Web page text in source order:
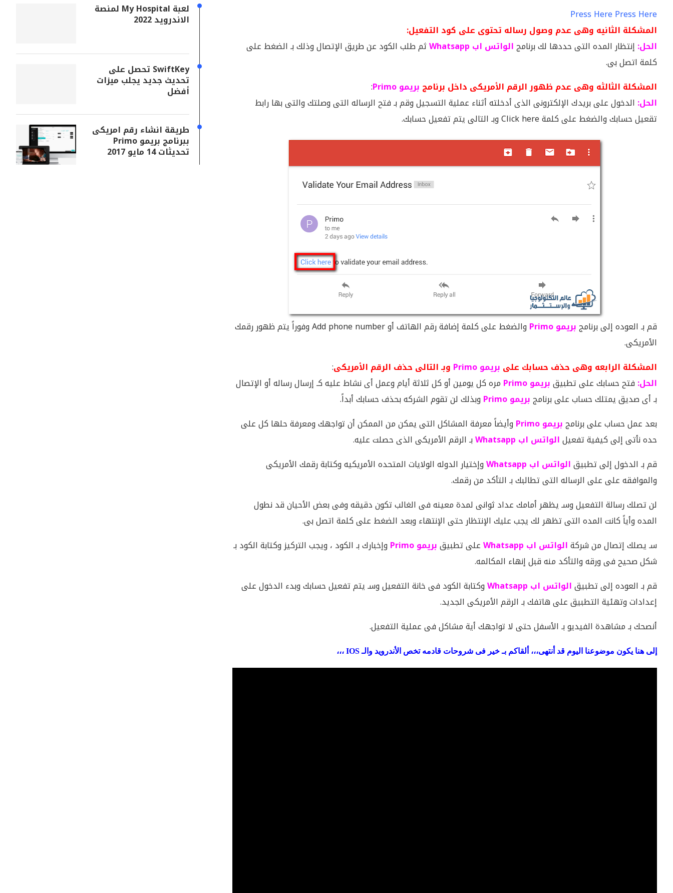
Press Here Press Here
المشكلة الثانيه وهى عدم وصول رساله تحتوى على كود التفعيل:
الحل: إنتظار المده التى حددها لك برنامجالواتس اب Whatsapp
ثم طلب الكود عن طريق الإتصال وذلك بـ الضغط على
كلمة اتصل بى.
المشكلة الثالثه وهى عدم ظهور الرقم الأمريكى داخل برنامج بريمو Primo
:
الحل: الدخول على بريدك الإلكترونى الذى أدخلته أثناء عملية التسجيل وقم بـ فتح الرساله التى وصلتك والتى بها رابط
تقعيل حسابك والضغط على كلمة Click here وبـ التالى يتم تفعيل حسابك.
قم بـ العوده إلى برنامجبريمو Primo
والضغط على كلمة إضافة رقم الهاتف أو Add phone number وفوراً يتم ظهور رقمك
الأمريكى.
المشكلة الرابعه وهى حذف حسابك على بريمو Primo وبـ التالى حذف الرقم الأمريكى:
الحل: فتح حسابك على تطبيقبريمو Primo
مره كل يومين أو كل ثلاثة أيام وعمل أى نشاط عليه كـ إرسال رساله أو الإتصال
بـ أى صديق يمتلك حساب على برنامجبريمو Primo
وبذلك لن تقوم الشركه بحذف حسابك أبداً.
بعد عمل حساب على برنامجبريمو Primo
وأيضاً معرفة المشاكل التى يمكن من الممكن أن تواجهك ومعرفة حلها كل على
حده نأتى إلى كيفية تفعيلالواتس اب Whatsapp
بـ الرقم الأمريكى الذى حصلت عليه.
قم بـ الدخول إلى تطبيقالواتس اب Whatsapp
وإختيار الدوله الولايات المتحده الأمريكيه وكتابة رقمك الأمريكى
والموافقه على على الرساله التى تطالبك بـ التأكد من رقمك.
لن تصلك رسالة التفعيل وسـ يظهر أمامك عداد ثوانى لمدة معينه فى الغالب تكون دقيقه وفى بعض الأحيان قد نطول
المده وأياً كانت المده التى تظهر لك يجب عليك الإنتظار حتى الإنتهاء وبعد الضغط على كلمة اتصل بى.
سـ يصلك إتصال من شركةالواتس اب Whatsapp على تطبيقبريمو Primo
وإخبارك بـ الكود ، ويجب التركيز وكتابة الكود بـ
شكل صحيح فى ورقه والتأكد منه قبل إنهاء المكالمه.
قم بـ العوده إلى تطبيقالواتس اب Whatsapp
وكتابة الكود فى خانة التفعيل وسـ يتم تفعيل حسابك وبدء الدخول على
إعدادات وتهئية التطبيق على هاتفك بـ الرقم الأمريكى الجديد.
أنصحك بـ مشاهدة الفيديو بـ الأسفل حتى لا تواجهك أية مشاكل فى عملية التفعيل.
إلى هنا يكون موضوعنا اليوم قد أنتهى،،، ألقاكم بـ خير فى شروحات قادمه تخص الأندرويد والـ IOS ،،،
لعبة My Hospital لمنصة
الاندرويد 2022
SwiftKey تحصل على
تحديث جديد يجلب ميزات
أفضل
طريقة انشاء رقم امريكى
ببرنامج بريمو Primo
تحديثات 14 مايو 2017